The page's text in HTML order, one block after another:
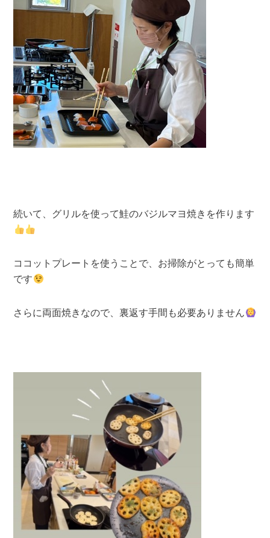
続いて、グリルを使って鮭のバジルマヨ焼きを作ります
ココットプレートを使うことで、お掃除がとっても簡単
です
さらに両面焼きなので、裏返す手間も必要ありません